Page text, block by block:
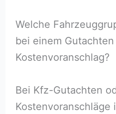
Welche
bei einem
Kostenvoranschlag?
Bei Kfz-Gutachten
Kostenvoranschläge